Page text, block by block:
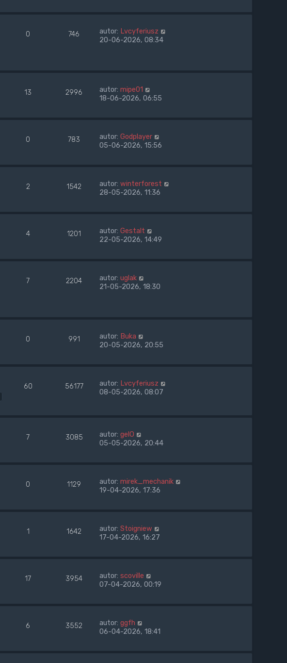
0 746 autor: Lvcyferiusz
20-06-2026, 08:34
13 2996 autor: mipe01
18-06-2026, 06:55
0 783 autor: Godplayer
05-06-2026, 15:56
2 1542 autor: winterforest
28-05-2026, 11:36
4 1201 autor: Gestalt
22-05-2026, 14:49
7 2204 autor: uglak
21-05-2026, 18:30
0 991 autor: Buka
20-05-2026, 20:55
60 56177 autor: Lvcyferiusz
08-05-2026, 08:07
7 3085 autor: gelO
05-05-2026, 20:44
0 1129 autor: mirek_mechanik
19-04-2026, 17:36
1 1642 autor: Stoigniew
17-04-2026, 16:27
17 3954 autor: scoville
07-04-2026, 00:19
6 3552 autor: ggfh
06-04-2026, 18:41